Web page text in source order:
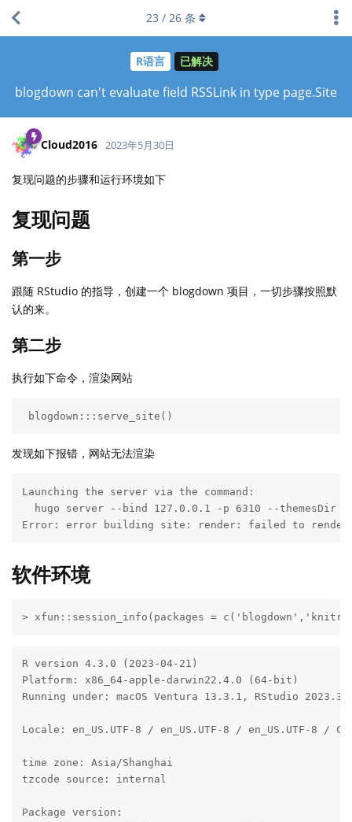
R语言 已解决
blogdown can't evaluate field RSSLink in type page.Site
23 / 26 条
Cloud2016 2023年5月30日
复现问题的步骤和运行环境如下
复现问题
第一步
跟随 RStudio 的指导，创建一个 blogdown 项目，一切步骤按照默
认的来。
第二步
执行如下命令，渲染网站
blogdown:::serve_site()
发现如下报错，网站无法渲染
Launching the server via the command:
hugo server --bind 127.0.0.1 -p 6310 --themesDir
Error: error building site: render: failed to render
软件环境
> xfun::session_info(packages =
R version 4.3.0 (2023-04-21)
Platform: x86_64-apple-darwin22.4.0 (64-bit)
Running under: macOS Ventura 13.3.1, RStudio
Locale: en_US.UTF-8 / en_US.UTF-8 / en_US.UTF-8 / C
time zone: Asia/Shanghai
tzcode source: internal
Package version: